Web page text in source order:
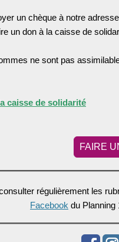
un chèque à notre
un don à la caisse de
ne sont pas
caisse de solidarité
FAIRE
régulièrement les
Facebook du Planning